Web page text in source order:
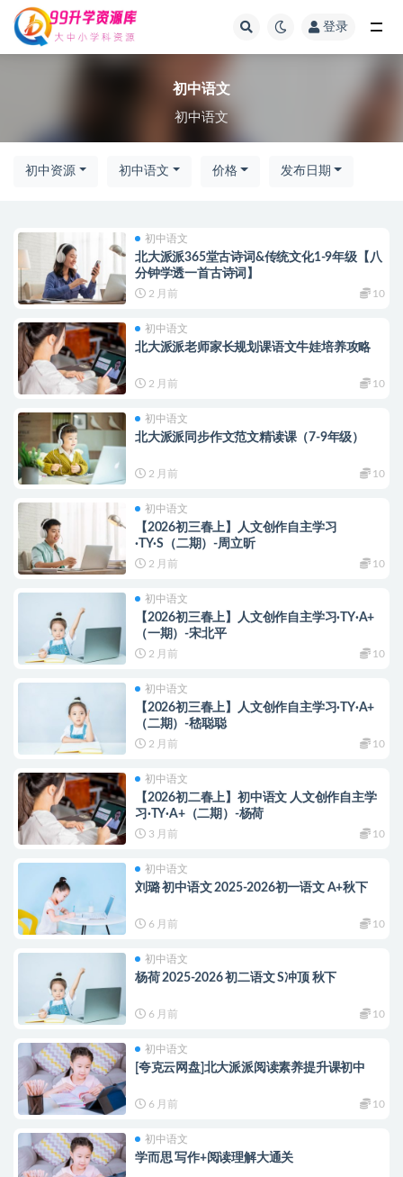
登录
初中语文
初中语文
初中资源 初中语文 价格 发布日期
初中语文
北大派派365堂古诗词&传统文化1-9年级【八
分钟学透一首古诗词】
2 月前 10
初中语文
北大派派老师家长规划课语文牛娃培养攻略
2 月前 10
初中语文
北大派派同步作文范文精读课（7-9年级）
2 月前 10
初中语文
【2026初三春上】人文创作自主学习
·TY·S（二期）-周立昕
2 月前 10
初中语文
【2026初三春上】人文创作自主学习·TY·A+
（一期）-宋北平
2 月前 10
初中语文
【2026初三春上】人文创作自主学习·TY·A+
（二期）-嵇聪聪
2 月前 10
初中语文
【2026初二春上】初中语文 人文创作自主学
习·TY·A+（二期）-杨荷
3 月前 10
初中语文
刘璐 初中语文 2025-2026初一语文 A+秋下
6 月前 10
初中语文
杨荷 2025-2026 初二语文 S冲顶 秋下
6 月前 10
初中语文
[夸克云网盘]北大派派阅读素养提升课初中
6 月前 10
初中语文
学而思 写作+阅读理解大通关